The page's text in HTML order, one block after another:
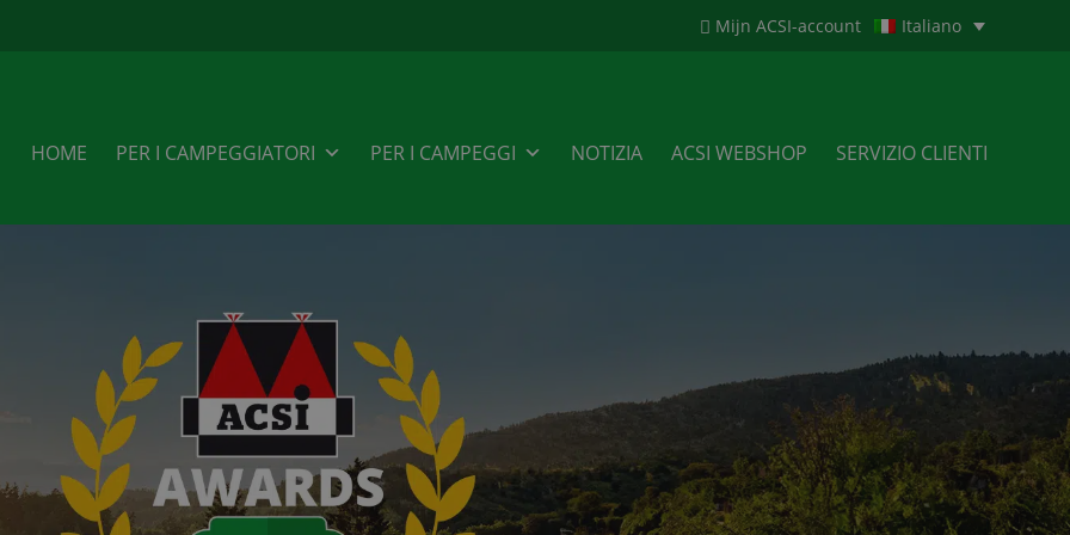
Mijn ACSI-account Italiano
HOME PER I CAMPEGGIATORI PER I CAMPEGGI NOTIZIA ACSI WEBSHOP SERVIZIO CLIENTI